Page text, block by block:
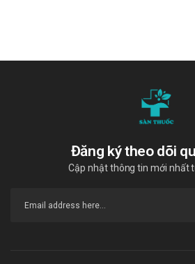
Đăng ký theo dõi
Cập nhật thông tin mới nhất